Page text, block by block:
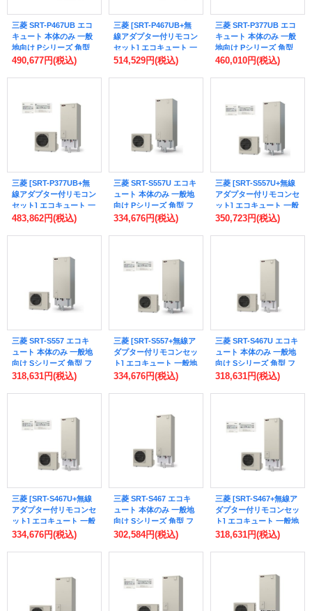
三菱 SRT-P467UB エコ
キュート 本体のみ 一般
地向け Pシリーズ 角型
フルオート W追いだき
490,677円(税込)
三菱 [SRT-P467UB+無
線アダプター付リモコン
セット] エコキュート 一
般地向け Pシリーズ 角
き 460L ♪
514,529円(税込)
三菱 SRT-P377UB エコ
キュート 本体のみ 一般
地向け Pシリーズ 角型
フルオート W追いだき
460,010円(税込)
三菱 [SRT-P377UB+無
線アダプター付リモコン
セット] エコキュート 一
般地向け Pシリーズ 角
き 370L ♪
483,862円(税込)
三菱 SRT-S557U エコキ
ュート 本体のみ 一般地
向け Pシリーズ 角型 フ
ルオート W追いだき
334,676円(税込)
三菱 [SRT-S557U+無線
アダプター付リモコンセ
ット] エコキュート 一般
地向け Pシリーズ 角型
550L ♪
350,723円(税込)
三菱 SRT-S557 エコキ
ュート 本体のみ 一般地
向け Sシリーズ 角型 フ
ルオート W追いだき
318,631円(税込)
三菱 [SRT-S557+無線ア
ダプター付リモコンセッ
ト] エコキュート 一般地
向け Sシリーズ 角型 フ
550L ♪
334,676円(税込)
三菱 SRT-S467U エコキ
ュート 本体のみ 一般地
向け Sシリーズ 角型 フ
ルオート W追いだき
318,631円(税込)
三菱 [SRT-S467U+無線
アダプター付リモコンセ
ット] エコキュート 一般
地向け Sシリーズ 角型
460L ♪
334,676円(税込)
三菱 SRT-S467 エコキ
ュート 本体のみ 一般地
向け Sシリーズ 角型 フ
ルオート W追いだき
302,584円(税込)
三菱 [SRT-S467+無線ア
ダプター付リモコンセッ
ト] エコキュート 一般地
向け Sシリーズ 角型 フ
460L ♪
318,631円(税込)